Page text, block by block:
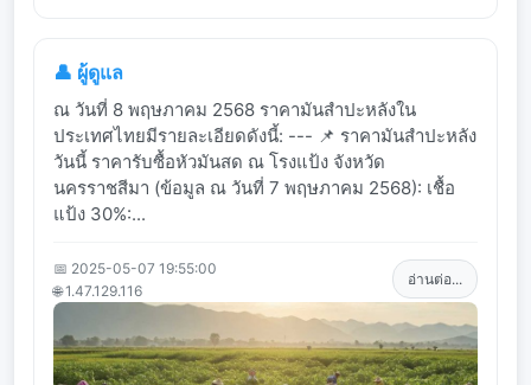
👤 ผู้ดูแล
ณ วันที่ 8 พฤษภาคม 2568 ราคามันสำปะหลังใน
ประเทศไทยมีรายละเอียดดังนี้: --- 📌 ราคามันสำปะหลัง
วันนี้ ราคารับซื้อหัวมันสด ณ โรงแป้ง จังหวัด
นครราชสีมา (ข้อมูล ณ วันที่ 7 พฤษภาคม 2568): เชื้อ
แป้ง 30%:...
📅 2025-05-07 19:55:00
🌐 1.47.129.116
อ่านต่อ...